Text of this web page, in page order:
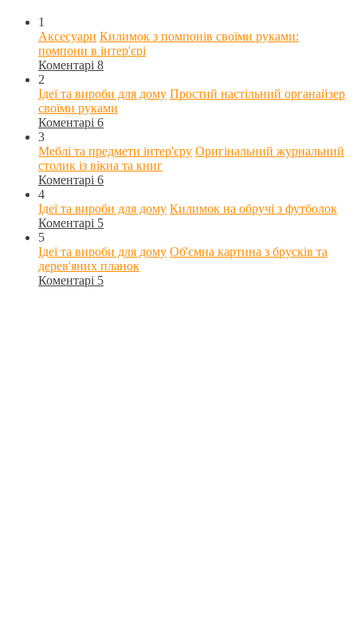
1
Аксесуари Килимок з помпонів своїми руками:
помпони в інтер'єрі
Коментарі 8
2
Ідеї та вироби для дому Простий настільний органайзер
своїми руками
Коментарі 6
3
Меблі та предмети інтер'єру Оригінальний журнальний
столик із вікна та книг
Коментарі 6
4
Ідеї та вироби для дому Килимок на обручі з футболок
Коментарі 5
5
Ідеї та вироби для дому Об'ємна картина з брусків та
дерев'яних планок
Коментарі 5